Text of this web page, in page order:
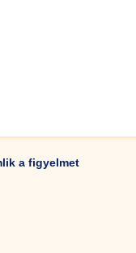
a figyelmet